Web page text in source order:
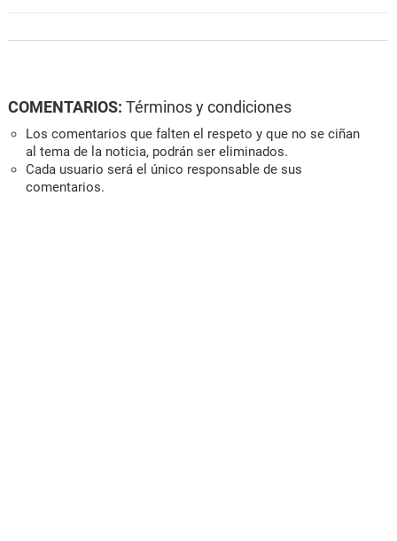
COMENTARIOS: Términos y condiciones
Los comentarios que falten el respeto y que no se ciñan
al tema de la noticia, podrán ser eliminados.
Cada usuario será el único responsable de sus
comentarios.